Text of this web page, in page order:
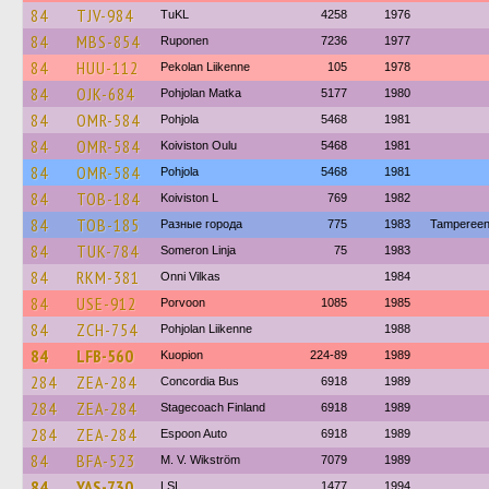
84 TJV-984 TuKL 4258 1976
84 MBS-854 Ruponen 7236 1977
84 HUU-112 Pekolan Liikenne 105 1978
84 OJK-684 Pohjolan Matka 5177 1980
84 OMR-584 Pohjola 5468 1981
84 OMR-584 Koiviston Oulu 5468 1981
84 OMR-584 Pohjola 5468 1981
84 TOB-184 Koiviston L 769 1982
84 TOB-185 Разные города 775 1983
84 TUK-784 Someron Linja 75 1983
84 RKM-381 Onni Vilkas 1984
84 USE-912 Porvoon 1085 1985
84 ZCH-754 Pohjolan Liikenne 1988
84 LFB-560 Kuopion 224-89 1989
284 ZEA-284 Concordia Bus 6918 1989
284 ZEA-284 Stagecoach Finland 6918 1989
284 ZEA-284 Espoon Auto 6918 1989
84 BFA-523 M. V. Wikström 7079 1989
LSL 1477 1994